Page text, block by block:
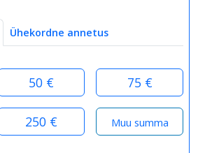
Ühekordne annetus
50 € 75 €
250 €